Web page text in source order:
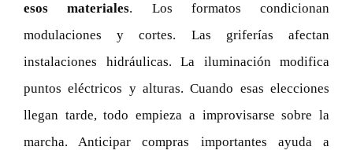
esos materiales. Los formatos condicionan
modulaciones y cortes. Las griferías afectan
instalaciones hidráulicas. La iluminación modifica
puntos eléctricos y alturas. Cuando esas elecciones
llegan tarde, todo empieza a improvisarse sobre la
marcha. Anticipar compras importantes ayuda a